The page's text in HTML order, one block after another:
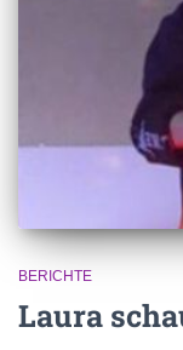
BERICHTE
Laura